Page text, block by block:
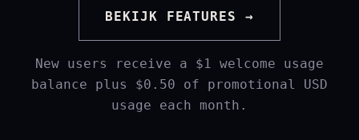
BEKIJK FEATURES →
New users receive a $1 welcome usage
balance plus $0.50 of promotional USD
usage each month.